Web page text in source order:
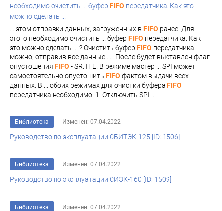
необходимо очистить ... буфер FIFO передатчика. Как это
можно сделать ...
... этом отправки данных, загруженных в FIFO ранее. Для
этого необходимо очистить ... буфер FIFO передатчика. Как
это можно сделать ... ? Очистить буфер FIFO передатчика
можно, отправив все данные ... . После будет выставлен флаг
опустошения FIFO - SR.TFE. В режиме мастер ... SPI может
самостоятельно опустошить FIFO фактом выдачи всех
данных. В ... обоих режимах для очистки буфера FIFO
передатчика необходимо: 1. Отключить SPI ...
Библиотека Изменен: 07.04.2022
Руководство по эксплуатации СБИТЭК-125 [ID: 1506]
Библиотека Изменен: 07.04.2022
Руководство по эксплуатации СИЭК-160 [ID: 1509]
Библиотека Изменен: 07.04.2022